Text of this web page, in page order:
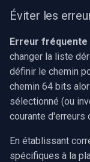
Éviter les
Erreur fréquente
changer la liste
définir le chemin
chemin 64 bits
sélectionné (ou
courante d'erreurs
En établissant
spécifiques à la